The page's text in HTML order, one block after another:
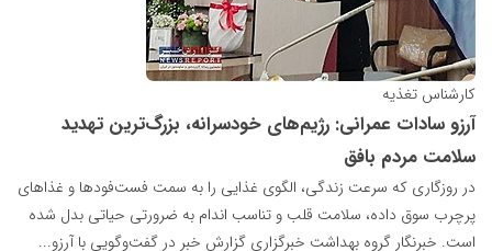
کارشناس تغذیه
آرزو سادات عمرانی: رژیم‌های خودسرانه، بزرگ‌ترین تهدید
سلامت مردم بافق
در روزگاری که سرعت زندگی، الگوی غذایی را به سمت فست‌فودها و غذاهای
پرچرب سوق داده، سلامت قلب و تناسب اندام به ضرورتی حیاتی بدل شده
است. خبرنگار گروه بهداشت خبرگزاری گزارش خبر در گفت‌وگویی با آرزو...